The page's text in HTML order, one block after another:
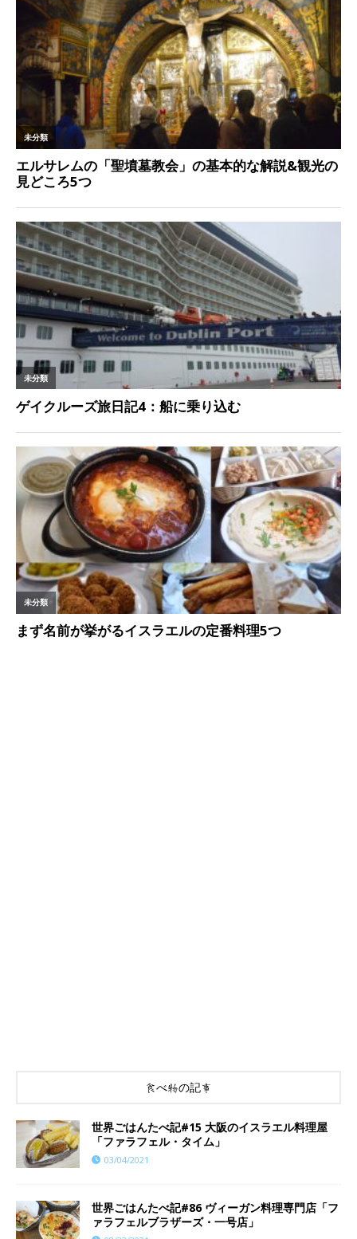
食べ物の記事
世界ごはんたべ記#15 大阪のイスラエル料理屋
「ファラフェル・タイム」
03/04/2021
世界ごはんたべ記#86 ヴィーガン料理専門店「フ
ァラフェルブラザーズ・一号店」